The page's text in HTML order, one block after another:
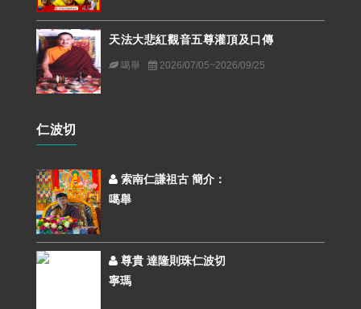
天法大悲紅觀音五尊灌頂及口傳
噶舉 2026/07/05~2026/09/25
仁波切
索南仁謙祖古 簡介：
噶舉
尊貴 達隆則珠仁波切
寧瑪